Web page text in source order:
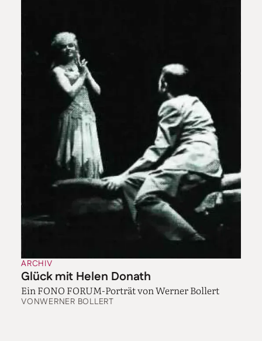
ARCHIV
Glück mit Helen Donath
Ein FONO FORUM-Porträt von Werner Bollert
VONWERNER BOLLERT